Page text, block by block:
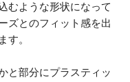
むような形状になって
ズとのフィット感を出
す。
と部分にプラスティッ